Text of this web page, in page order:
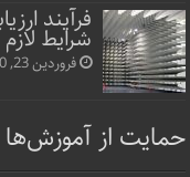
فرآیند
شرایط
فروردین 23, 1400
حمایت از آموزش‌ها